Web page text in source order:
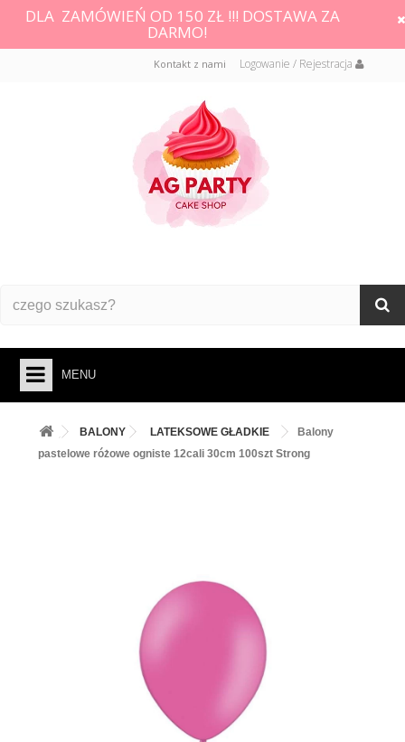
DLA ZAMÓWIEŃ OD 150 ZŁ !!! DOSTAWA ZA
DARMO!
Logowanie / Rejestracja
Kontakt z nami
MENU
PIECZENIE
PODKŁADY /PRZEKŁADKI/WSPORNIKI/BANKETÓWKI
BALONY LATEKSOWE GŁADKIE
Balony
pastelowe różowe ogniste 12cali 30cm 100szt Strong